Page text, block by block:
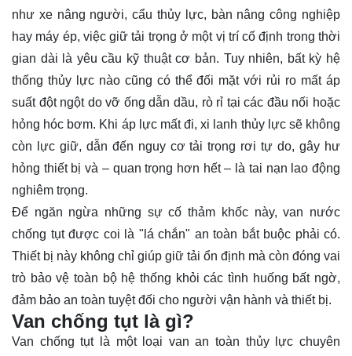
như xe nâng người, cẩu thủy lực, bàn nâng công nghiệp
hay máy ép, việc giữ tải trọng ở một vị trí cố định trong thời
gian dài là yêu cầu kỹ thuật cơ bản. Tuy nhiên, bất kỳ hệ
thống thủy lực nào cũng có thể đối mặt với rủi ro mất áp
suất đột ngột do vỡ ống dẫn dầu, rò rỉ tại các đầu nối hoặc
hỏng hóc bơm. Khi áp lực mất đi, xi lanh thủy lực sẽ không
còn lực giữ, dẫn đến nguy cơ tải trọng rơi tự do, gây hư
hỏng thiết bị và – quan trọng hơn hết – là tai nạn lao động
nghiêm trọng.
Để ngăn ngừa những sự cố thảm khốc này, van nước
chống tụt được coi là "lá chắn" an toàn bắt buộc phải có.
Thiết bị này không chỉ giúp giữ tải ổn định mà còn đóng vai
trò bảo vệ toàn bộ hệ thống khỏi các tình huống bất ngờ,
đảm bảo an toàn tuyệt đối cho người vận hành và thiết bị.
Van chống tụt là gì?
Van chống tụt là một loại van an toàn thủy lực chuyên